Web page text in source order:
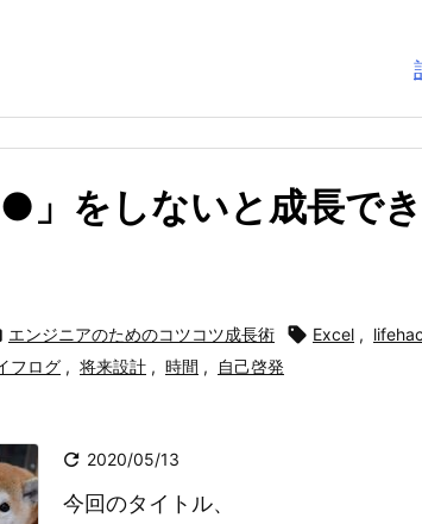
をしないと成長で
エンジニアのためのコツコツ成長術  Excel ,
フログ , 将来設計 , 時間 , 自己啓発
 2020/05/13
今回のタイトル、